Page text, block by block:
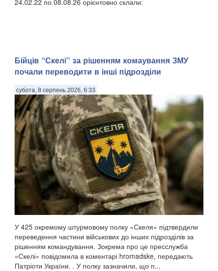
24.02.22 по 08.08.26 орієнтовно склали:
Бійців “Скелі” за рішенням комаування ЗМУ
почали переводити в інші підрозділи
субота, 8 серпень 2026, 6:33
У 425 окремому штурмовому полку «Скеля» підтвердили
переведення частини військових до інших підрозділів за
рішенням командування. Зокрема про це пресслужба
«Скелі» повідомила в коментарі hromadske, передають
Патріоти України. . У полку зазначили, що п...